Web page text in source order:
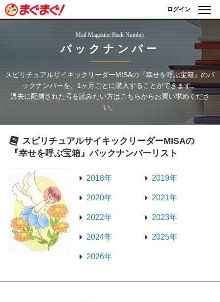
ログイン
Mail Magazine Back Number
バックナンバー
スピリチュアルサイキックリーダーMISAの『幸せを呼ぶ宝箱』 のバ
ックナンバーを、1ヶ月ごとに購入することができます。
過去に配信された号を読みたい方はこちらからお買い求めくださ
い。
スピリチュアルサイキックリーダーMISAの
『幸せを呼ぶ宝箱』バックナンバーリスト
2018年 2019年
2020年 2021年
2022年 2023年
2024年 2025年
2026年